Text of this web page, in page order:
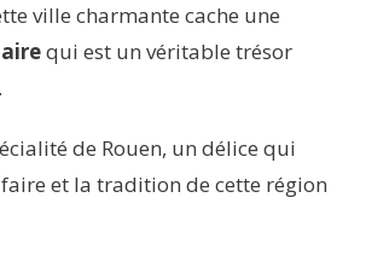
ville charmante cache une
qui est un véritable trésor
de Rouen, un délice qui
et la tradition de cette région